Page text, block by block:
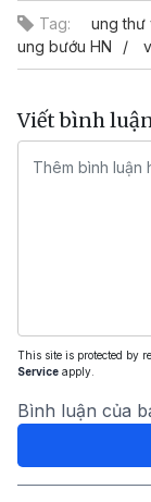
Tag: ung thư
ung bướu HN
Viết bình
This site is protected by
Service apply.
Bình luận của